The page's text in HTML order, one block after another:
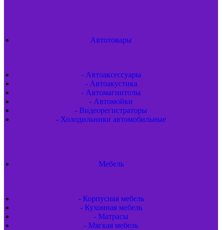
Автотовары
- Автоаксессуары
- Автоакустика
- Автомагнитолы
- Автомойки
- Видеорегистраторы
- Холодильники автомобильные
Мебель
- Корпусная мебель
- Кухонная мебель
- Матрасы
- Мягкая мебель